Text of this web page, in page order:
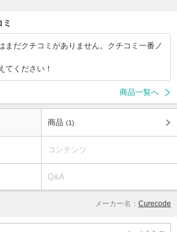
まだクチコミがありません。クチコミ一番ノ
てください！
商品一覧へ
商品 (1)
コンテンツ
Q&A
メーカー名： Curecode